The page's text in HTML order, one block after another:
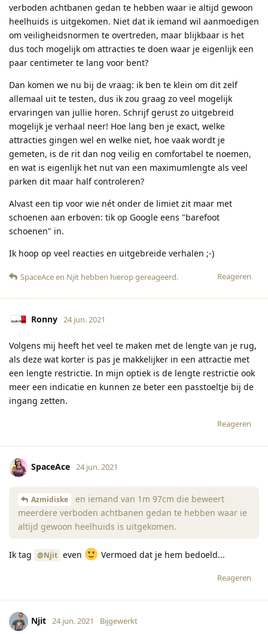
verboden achtbanen gedan te hebben waar ie altijd gewoon
heelhuids is uitgekomen. Niet dat ik iemand wil aanmoedigen
om veiligheidsnormen te overtreden, maar blijkbaar is het
dus toch mogelijk om attracties te doen waar je eigenlijk een
paar centimeter te lang voor bent?
Dan komen we nu bij de vraag: ik ben te klein om dit zelf
allemaal uit te testen, dus ik zou graag zo veel mogelijk
ervaringen van jullie horen. Schrijf gerust zo uitgebreid
mogelijk je verhaal neer! Hoe lang ben je exact, welke
attracties gingen wel en welke niet, hoe vaak wordt je
gemeten, is de rit dan nog veilig en comfortabel te noemen,
en wat is eigenlijk het nut van een maximumlengte als veel
parken dit maar half controleren?
Alvast een tip voor wie nét onder de limiet zit maar met
schoenen aan erboven: tik op Google eens "barefoot
schoenen" in.
Ik hoop op veel reacties en uitgebreide verhalen ;-)
Reageren
SpaceAceen Njit hebben hierop gereageerd.
Ronny 24 jun. 2021
Volgens mij heeft het veel te maken met de lengte van je rug,
als deze wat korter is pas je makkelijker in een attractie met
een lengte restrictie. In mijn optiek is de lengte restrictie ook
meer een indicatie en kunnen ze beter een passtoeltje bij de
ingang zetten.
Reageren
SpaceAce 24 jun. 2021
Azmidiske
en iemand van 1m 97cm die beweert
meerdere verboden achtbanen gedan te hebben waar ie
altijd gewoon heelhuids is uitgekomen.
Ik tag @Njit even Vermoed dat je hem bedoeld...
Reageren
Njit 24 jun. 2021 Bijgewerkt